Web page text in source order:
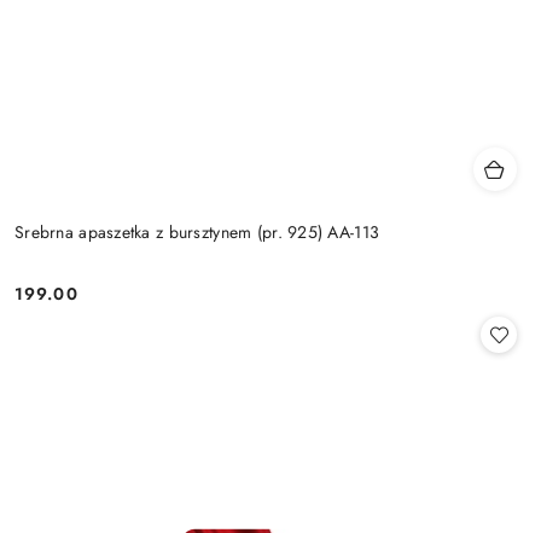
Srebrna apaszetka z bursztynem (pr. 925) AA-113
Cena:
199.00